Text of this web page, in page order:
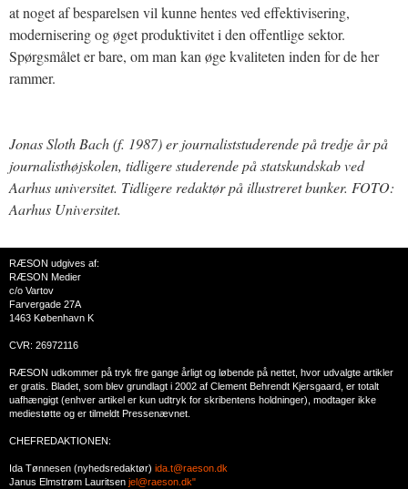
at noget af besparelsen vil kunne hentes ved effektivisering,
modernisering og øget produktivitet i den offentlige sektor.
Spørgsmålet er bare, om man kan øge kvaliteten inden for de her
rammer.
Jonas Sloth Bach (f. 1987) er journaliststuderende på tredje år på
journalisthøjskolen, tidligere studerende på statskundskab ved
Aarhus universitet. Tidligere redaktør på illustreret bunker. FOTO:
Aarhus Universitet.
RÆSON udgives af:
RÆSON Medier
c/o Vartov
Farvergade 27A
1463 København K
CVR: 26972116
RÆSON udkommer på tryk fire gange årligt og løbende på nettet, hvor udvalgte artikler
er gratis. Bladet, som blev grundlagt i 2002 af Clement Behrendt Kjersgaard, er totalt
uafhængigt (enhver artikel er kun udtryk for skribentens holdninger), modtager ikke
mediestøtte og er tilmeldt Pressenævnet.
CHEFREDAKTIONEN:
Ida Tønnesen (nyhedsredaktør) ida.t@raeson.dk
Janus Elmstrøm Lauritsen jel@raeson.dk"